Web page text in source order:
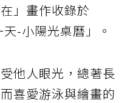
」畫作收錄於
-小陽光桌曆」。
他人眼光，總著長
喜愛游泳與繪畫的